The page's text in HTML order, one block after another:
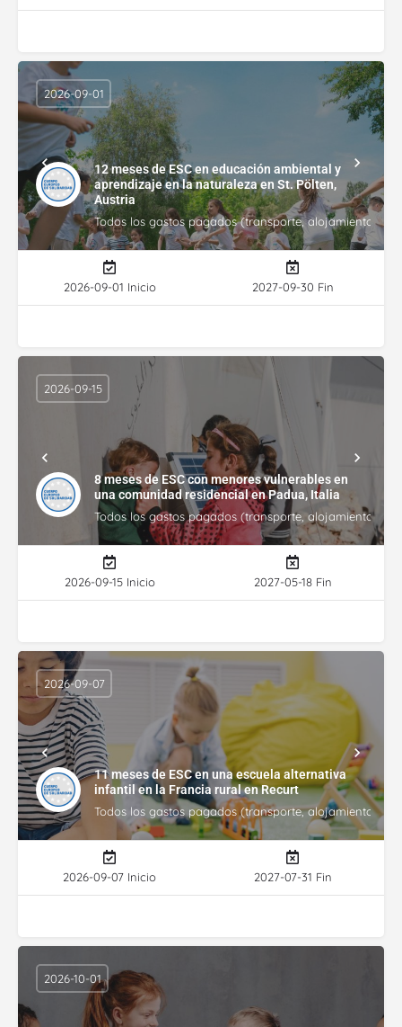
12 meses de ESC en educación ambiental y
aprendizaje en la naturaleza en St. Pölten,
Austria
Todos los gastos pagados (transporte, alojamiento,
2026-09-01
2026-09-01 Inicio 2027-09-30 Fin
8 meses de ESC con menores vulnerables en
una comunidad residencial en Padua, Italia
Todos los gastos pagados (transporte, alojamiento,
2026-09-15
2026-09-15 Inicio 2027-05-18 Fin
11 meses de ESC en una escuela alternativa
infantil en la Francia rural en Recurt
Todos los gastos pagados (transporte, alojamiento,
2026-09-07
2026-09-07 Inicio 2027-07-31 Fin
2026-10-01